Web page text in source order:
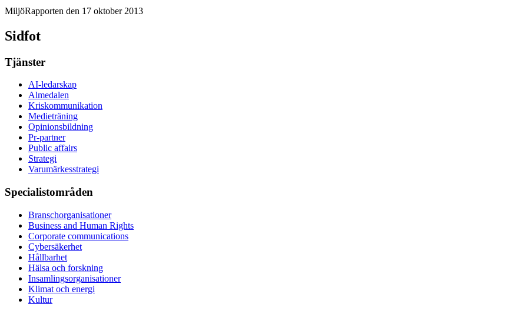
MiljöRapporten den 17 oktober 2013
Sidfot
Tjänster
AI-ledarskap
Almedalen
Kris­kommunikation
Medieträning
Opinionsbildning
Pr-partner
Public affairs
Strategi
Varumärkesstrategi
Specialistområden
Branschorganisationer
Business and Human Rights
Corporate communications
Cybersäkerhet
Hållbarhet
Hälsa och forskning
Insamlingsorganisationer
Klimat och energi
Kultur